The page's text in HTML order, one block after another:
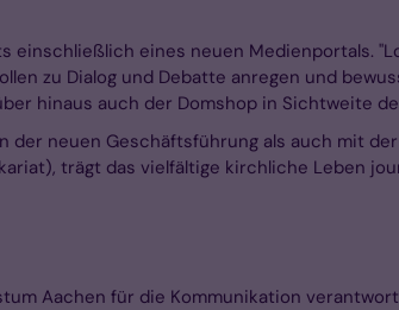
eines neuen Medienportals.
zu Dialog und Debatte anregen und
hinaus auch der Domshop in Sichtweite
der neuen Geschäftsführung als auch mit
trägt das vielfältige kirchliche Leben
Aachen für die Kommunikation